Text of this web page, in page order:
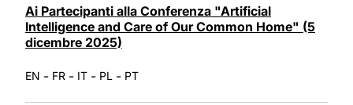
Ai Partecipanti alla Conferenza "Artificial
Intelligence and Care of Our Common Home" (5
dicembre 2025)
EN - FR - IT - PL - PT